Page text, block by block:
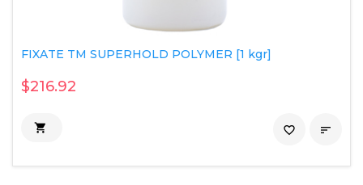
FIXATE TM SUPERHOLD POLYMER [1 kgr]
$216.92
 
favorite_border